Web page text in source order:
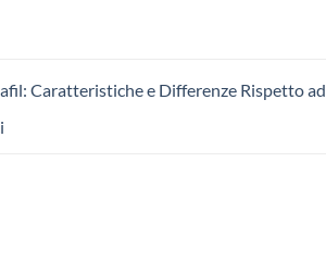
Caratteristiche e Differenze Rispetto ad